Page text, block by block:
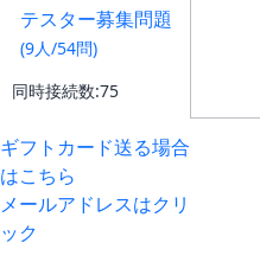
テスター募集問題
(9人/54問)
同時接続数:75
ギフトカード送る場合
はこちら
メールアドレスはクリ
ック